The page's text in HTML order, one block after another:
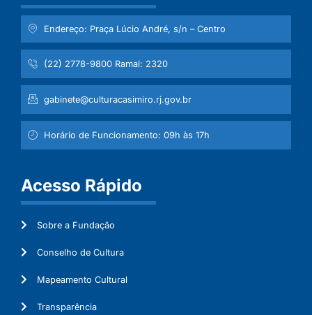
Endereço: Praça Lúcio André, s/n – Centro
(22) 2778-9800 Ramal: 2320
gabinete@culturacasimiro.rj.gov.br
Horário de Funcionamento: 09h às 17h
Acesso Rápido
Sobre a Fundação
Conselho de Cultura
Mapeamento Cultural
Transparência